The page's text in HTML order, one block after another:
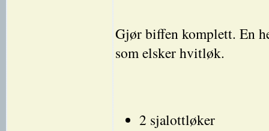
Gjør biffen komplett. En
som elsker hvitløk.
2 sjalottløker